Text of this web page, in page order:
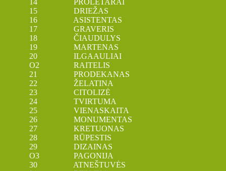
14 PROLETARAI
15 DRIEŽAS
16 ASISTENTAS
17 GRAVERIS
18 ČIAUDULYS
19 MARTENAS
20 ILGAAULIAI
O2 RAITELIS
21 PRODEKANAS
22 ŽELATINA
23 CITOLIZĖ
24 TVIRTUMA
25 VIENASKAITA
26 MONUMENTAS
27 KRETUONAS
28 RŪPESTIS
29 DIZAINAS
O3 PAGONIJA
30 ATNEŠTUVĖS